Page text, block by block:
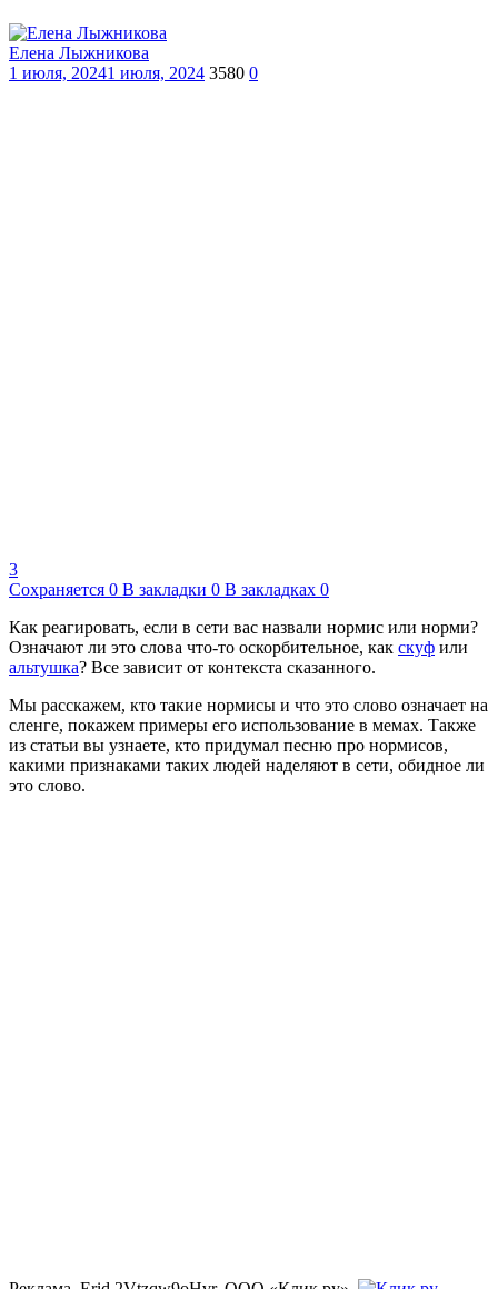
Елена Лыжникова
1 июля, 20241 июля, 2024 3580 0
3
Сохраняется 0 В закладки 0 В закладках 0
Как реагировать, если в сети вас назвали нормис или норми?
Означают ли это слова что-то оскорбительное, как скуф или
альтушка? Все зависит от контекста сказанного.
Мы расскажем, кто такие нормисы и что это слово означает на
сленге, покажем примеры его использование в мемах. Также
из статьи вы узнаете, кто придумал песню про нормисов,
какими признаками таких людей наделяют в сети, обидное ли
это слово.